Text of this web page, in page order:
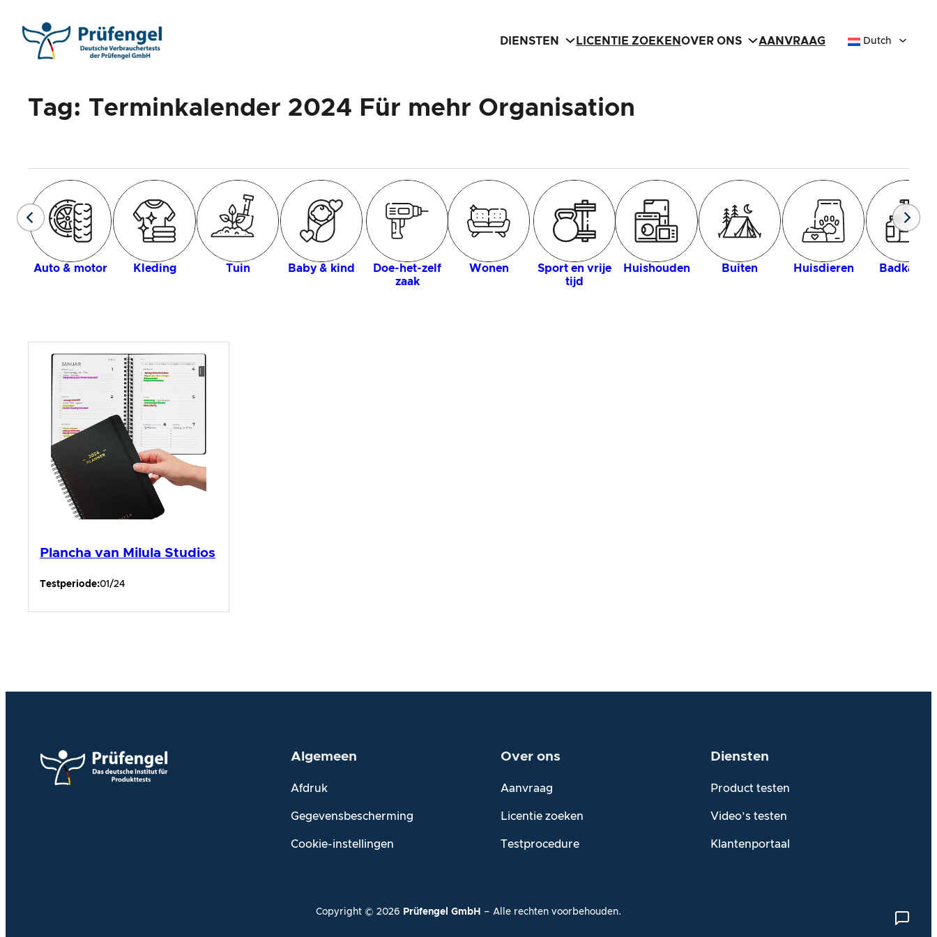
naar
DIENSTEN LICENTIE ZOEKEN OVER ONS AANVRAAG Dutch
Tag: Terminkalender 2024 Für mehr Organisation
Auto & motor Kleding Tuin Baby & kind
Doe-het-zelf
zaak
Wonen
Sport en vrije
tijd
Huishouden Buiten Huisdieren Badkamer
Plancha van Milula Studios
Testperiode:01/24
Algemeen
Afdruk
Gegevensbescherming
Cookie-instellingen
Over ons
Aanvraag
Licentie zoeken
Testprocedure
Diensten
Product testen
Video’s testen
Klantenportaal
Copyright © 2026 Prüfengel GmbH – Alle rechten voorbehouden.